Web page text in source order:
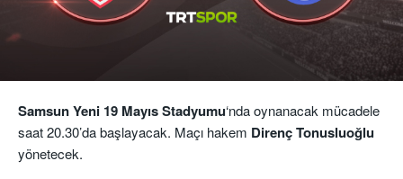
Samsun Yeni 19 Mayıs Stadyumu‘nda oynanacak mücadele
saat 20.30’da başlayacak. Maçı hakem Direnç Tonusluoğlu
yönetecek.